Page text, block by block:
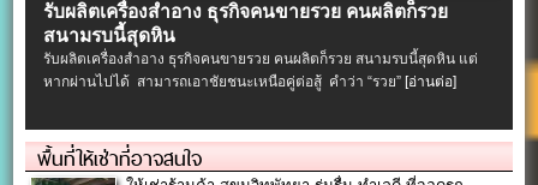
รับผลิตเครื่องสําอาง ธุรกิจคนขายรวย คนผลิตก็รวย
สนามรบนี้สุดหิน
รับผลิตเครื่องสําอาง ธุรกิจคนขายรวย คนผลิตก็รวย สนามรบนี้สุดหิน แต่
หากผ่านไปได้ สามารถเอาชัยชนะเหนือคู่ต่อสู้ คำว่า “รวย” [อ่านต่อ]
พื้นที่ให้เช่าที่อาจสนใจ